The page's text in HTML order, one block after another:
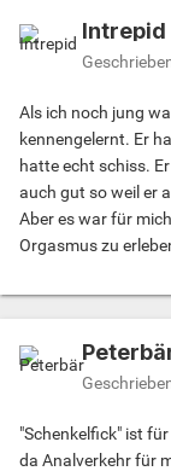
Intrepid
Als ich noch jung
kennengelernt. Er
hatte echt schiss.
auch gut so weil er
Aber es war für
Orgasmus zu
"Schenkelfick" ist
da Analverkehr für